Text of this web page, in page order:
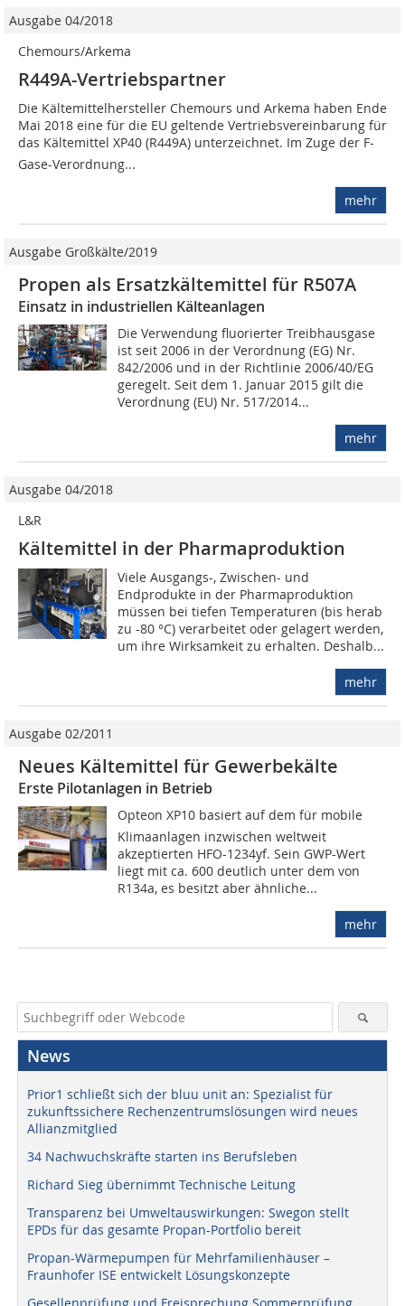
Ausgabe 04/2018
Chemours/Arkema
R449A-Vertriebspartner
Die Kältemittelhersteller Chemours und Arkema haben Ende
Mai 2018 eine für die EU geltende Vertriebsvereinbarung für
das Kältemittel XP40 (R449A) unterzeichnet. Im Zuge der F-
Gase-Verordnung...
mehr
Ausgabe Großkälte/2019
Propen als Ersatzkältemittel für R507A
Einsatz in industriellen Kälteanlagen
Die Verwendung fluorierter Treibhausgase
ist seit 2006 in der Verordnung (EG) Nr.
842/2006 und in der Richtlinie 2006/40/EG
geregelt. Seit dem 1. Januar 2015 gilt die
Verordnung (EU) Nr. 517/2014...
mehr
Ausgabe 04/2018
L&R
Kältemittel in der Pharmaproduktion
Viele Ausgangs-, Zwischen- und
Endprodukte in der Pharmaproduktion
müssen bei tiefen Temperaturen (bis herab
zu -80 °C) verarbeitet oder gelagert werden,
um ihre Wirksamkeit zu erhalten. Deshalb...
mehr
Ausgabe 02/2011
Neues Kältemittel für Gewerbekälte
Erste Pilotanlagen in Betrieb
Opteon XP10 basiert auf dem für mobile
Klimaanlagen inzwischen weltweit
akzeptierten HFO-1234yf. Sein GWP-Wert
liegt mit ca. 600 deutlich unter dem von
R134a, es besitzt aber ähnliche...
mehr
News
Prior1 schließt sich der bluu unit an: Spezialist für
zukunftssichere Rechenzentrumslösungen wird neues
Allianzmitglied
34 Nachwuchskräfte starten ins Berufsleben
Richard Sieg übernimmt Technische Leitung
Transparenz bei Umweltauswirkungen: Swegon stellt
EPDs für das gesamte Propan-Portfolio bereit
Propan-Wärmepumpen für Mehrfamilienhäuser –
Fraunhofer ISE entwickelt Lösungskonzepte